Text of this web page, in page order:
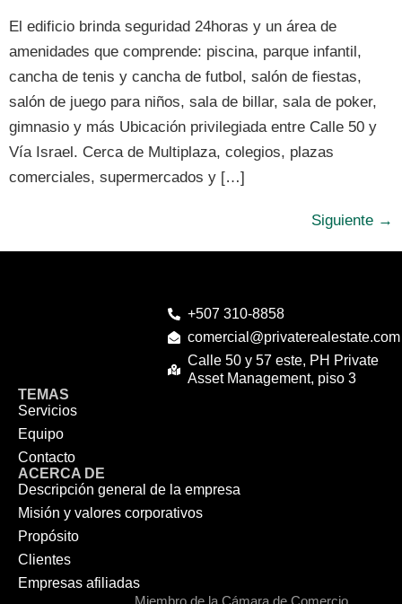
El edificio brinda seguridad 24horas y un área de
amenidades que comprende: piscina, parque infantil,
cancha de tenis y cancha de futbol, salón de fiestas,
salón de juego para niños, sala de billar, sala de poker,
gimnasio y más Ubicación privilegiada entre Calle 50 y
Vía Israel. Cerca de Multiplaza, colegios, plazas
comerciales, supermercados y […]
Siguiente →
+507 310-8858
comercial@privaterealestate.com
Calle 50 y 57 este, PH Private
Asset Management, piso 3
TEMAS
Servicios
Equipo
Contacto
ACERCA DE
Descripción general de la empresa
Misión y valores corporativos
Propósito
Clientes
Empresas afiliadas
Miembro de la Cámara de Comercio,